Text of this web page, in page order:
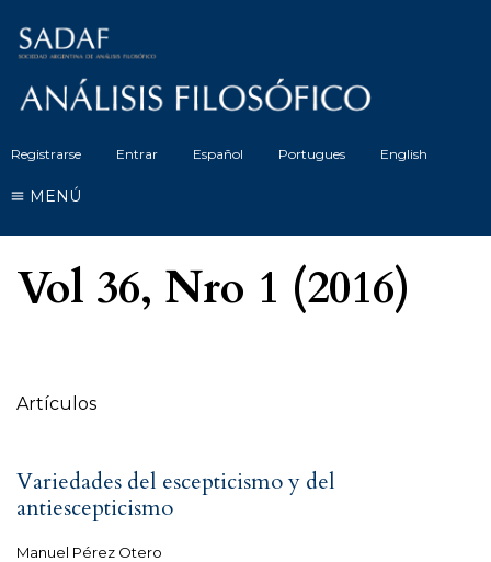
Registrarse Entrar Español Portugues English
MENÚ
Vol 36, Nro 1 (2016)
Artículos
Variedades del escepticismo y del
antiescepticismo
Manuel Pérez Otero